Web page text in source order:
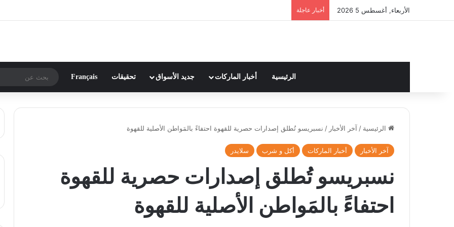
الأربعاء, أغسطس 5 2026 أخبار عاجلة
الرئيسية أخبار الماركات جديد الأسواق تحقيقات Français
الرئيسية / آخر الأخبار / نسبريسو تُطلق إصدارات حصرية للقهوة احتفاءً بالمَواطن الأصلية للقهوة
آخر الأخبار أخبار الماركات أكل و شرب سلايدر
نسبريسو تُطلق إصدارات حصرية للقهوة
احتفاءً بالمَواطن الأصلية للقهوة